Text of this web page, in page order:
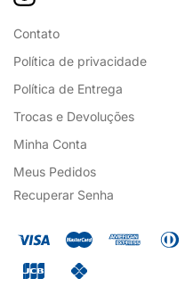
Contato
Política de privacidade
Política de Entrega
Trocas e Devoluções
Minha Conta
Meus Pedidos
Recuperar Senha